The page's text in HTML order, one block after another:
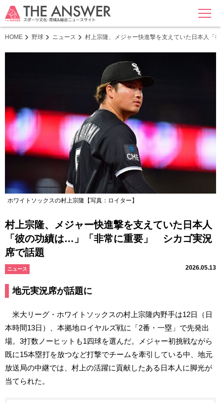
MENU
HOME 野球 ニュース 村上宗隆、メジャー快進撃を支えていた日本人
ホワイトソックスの村上宗隆【写真：ロイター】
村上宗隆、メジャー快進撃を支えていた日本人
「彼の功績は…」「非常に重要」 シカゴ実況
席で話題
ニュース 2026.05.13
地元実況席が話題に
米大リーグ・ホワイトソックスの村上宗隆内野手は12日（日
本時間13日）、本拠地ロイヤルズ戦に「2番・一塁」で先発出
場。3打数ノーヒットも1四球を選んだ。メジャー初挑戦ながら
既に15本塁打を放つなど打撃でチームを牽引している中、地元
放送局の中継では、村上の活躍に貢献したある日本人に脚光が
当てられた。